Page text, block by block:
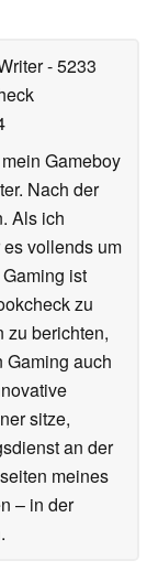
- 5233
Gameboy
Nach der
Als ich
vollends um
ist
zu
zu berichten,
Gaming auch
sitze,
an der
meines
– in der